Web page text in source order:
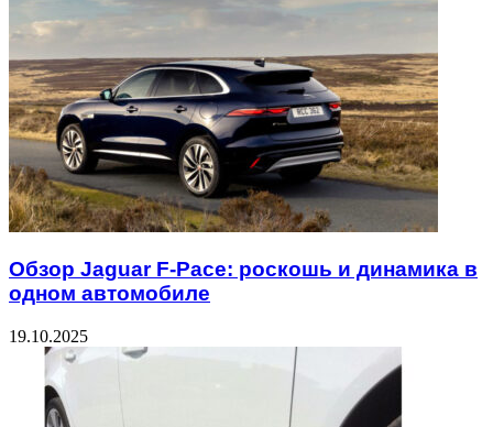
Обзор Jaguar F-Pace: роскошь и динамика в
одном автомобиле
19.10.2025